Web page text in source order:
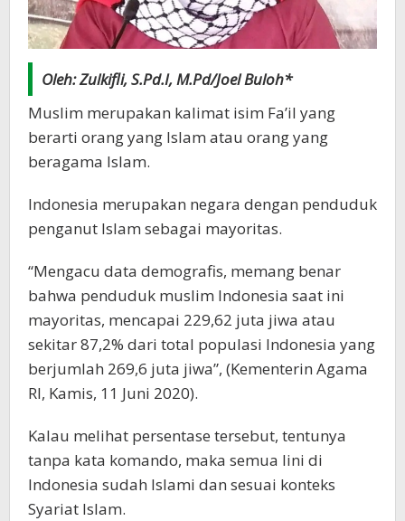
Oleh: Zulkifli, S.Pd.I, M.Pd/Joel Buloh*
Muslim merupakan kalimat isim Fa’il yang
berarti orang yang Islam atau orang yang
beragama Islam.
Indonesia merupakan negara dengan penduduk
penganut Islam sebagai mayoritas.
“Mengacu data demografis, memang benar
bahwa penduduk muslim Indonesia saat ini
mayoritas, mencapai 229,62 juta jiwa atau
sekitar 87,2% dari total populasi Indonesia yang
berjumlah 269,6 juta jiwa”, (Kementerin Agama
RI, Kamis, 11 Juni 2020).
Kalau melihat persentase tersebut, tentunya
tanpa kata komando, maka semua lini di
Indonesia sudah Islami dan sesuai konteks
Syariat Islam.